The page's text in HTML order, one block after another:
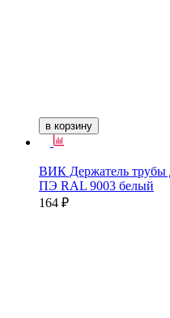
в корзину
ВИК Держатель трубы
ПЭ RAL 9003 белый
164 ₽